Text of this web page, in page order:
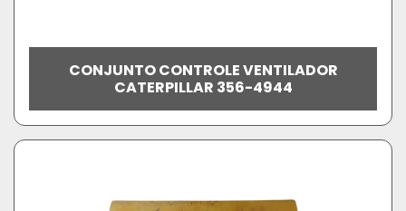
CONJUNTO CONTROLE VENTILADOR
CATERPILLAR 356-4944